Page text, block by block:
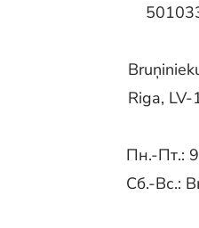
Riga,
Пн.-Пт.:
Сб.-Вс.: